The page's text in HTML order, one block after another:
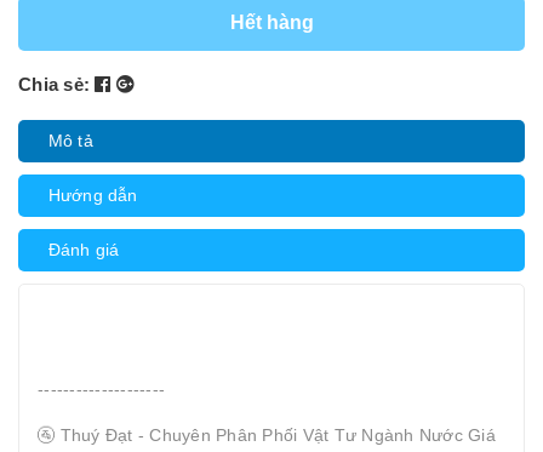
Hết hàng
Chia sẻ:
Mô tả
Hướng dẫn
Đánh giá
--------------------
🚰 Thuý Đạt - Chuyên Phân Phối Vật Tư Ngành Nước Giá